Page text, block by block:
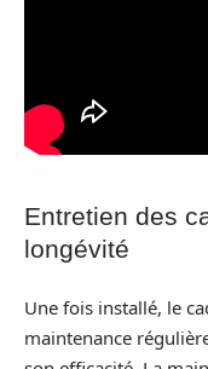
Entretien des
longévité
Une fois installé, le
maintenance